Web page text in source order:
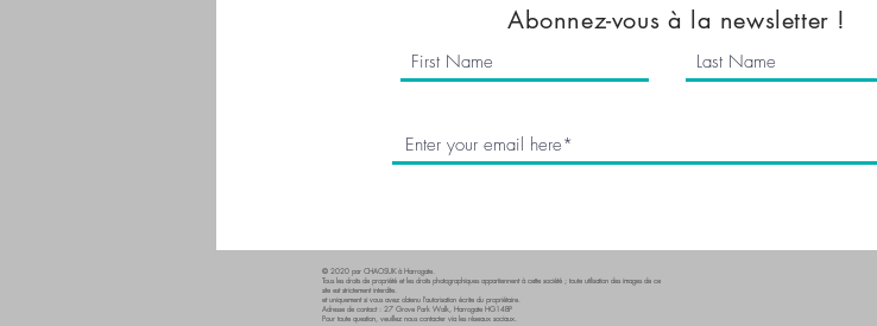
Abonnez-vous à la newsletter !
© 2020 par CHAOSUK à Harrogate.
Tous les droits de propriété et les droits photographiques appartiennent à cette société ; toute utilisation des images de ce
site est strictement interdite.
et uniquement si vous avez obtenu l'autorisation écrite du propriétaire.
Adresse de contact : 27 Grove Park Walk, Harrogate HG14BP
Pour toute question, veuillez nous contacter via les réseaux sociaux.